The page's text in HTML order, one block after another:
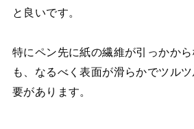
と良いです。
特にペン先に紙の繊維が引っかか
も、なるべく表面が滑らかでツル
要があります。